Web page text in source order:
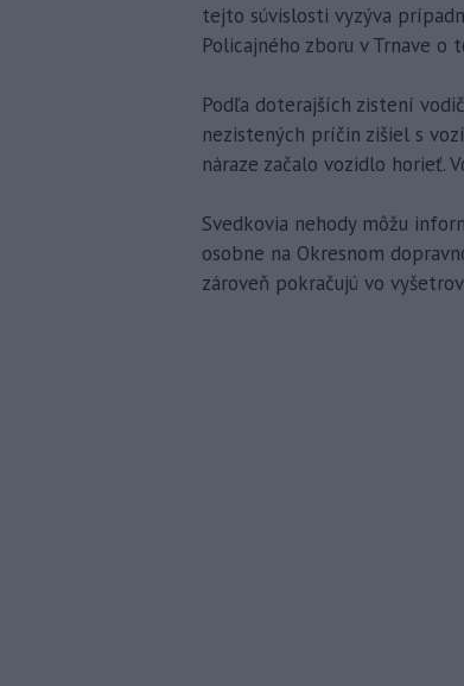
tejto súvislosti vyzýva
Policajného zboru v Trnave
Podľa doterajších zistení
nezistených príčin zišiel s
náraze začalo vozidlo horieť.
Svedkovia nehody môžu
osobne na Okresnom
zároveň pokračujú vo